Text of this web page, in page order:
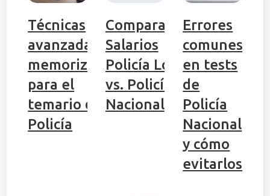
Técnicas
avanzadas de
memorización
para el
temario de
Policía
Comparativa
Salarios
Policía Local
vs. Policía
Nacional
Errores
comunes
en tests
de
Policía
Nacional
y cómo
evitarlos